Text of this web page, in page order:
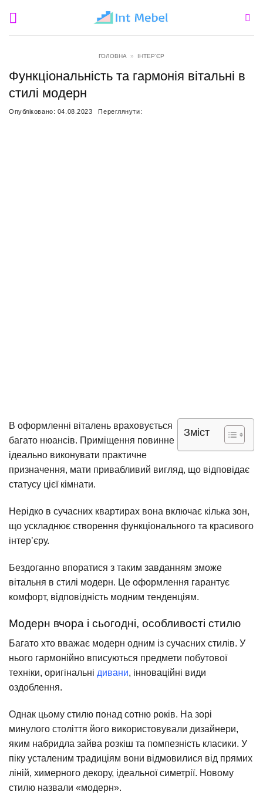
ГОЛОВНА » ІНТЕР'ЄР
Функціональність та гармонія вітальні в
стилі модерн
Опубліковано: 04.08.2023 Переглянути:
Зміст
В оформленні віталень враховується
багато нюансів. Приміщення повинне
ідеально виконувати практичне
призначення, мати привабливий вигляд, що відповідає
статусу цієї кімнати.
Нерідко в сучасних квартирах вона включає кілька зон,
що ускладнює створення функціонального та красивого
інтер’єру.
Бездоганно впоратися з таким завданням зможе
вітальня в стилі модерн. Це оформлення гарантує
комфорт, відповідність модним тенденціям.
Модерн вчора і сьогодні, особливості стилю
Багато хто вважає модерн одним із сучасних стилів. У
нього гармонійно вписуються предмети побутової
техніки, оригінальні дивани, інноваційні види
оздоблення.
Однак цьому стилю понад сотню років. На зорі
минулого століття його використовували дизайнери,
яким набридла зайва розкіш та помпезність класики. У
піку усталеним традиціям вони відмовилися від прямих
ліній, химерного декору, ідеальної симетрії. Новому
стилю назвали «модерн».